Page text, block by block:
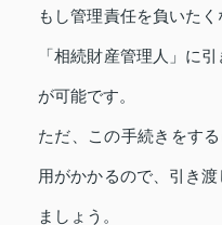
もし管理責任を負いた
「相続財産管理人」に
が可能です。
ただ、この手続きをす
用がかかるので、引き
ましょう。